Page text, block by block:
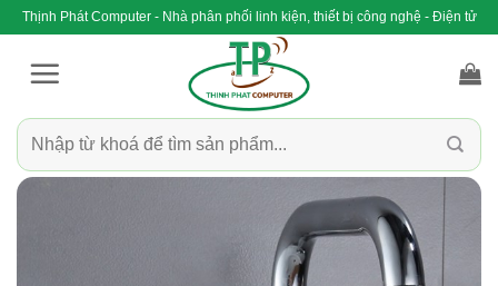
qua
Thịnh Phát Computer - Nhà phân phối linh kiện, thiết bị công nghệ - Điện tử
Tìm
kiếm: